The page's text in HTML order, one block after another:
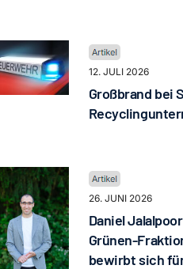
12. JULI 2026
Großbrand bei
26. JUNI 2026
Daniel
Grünen-
bewirbt sich